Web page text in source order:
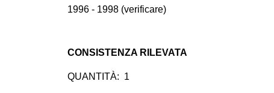
1996 - 1998 (verificare)
CONSISTENZA RILEVATA
QUANTITÀ: 1